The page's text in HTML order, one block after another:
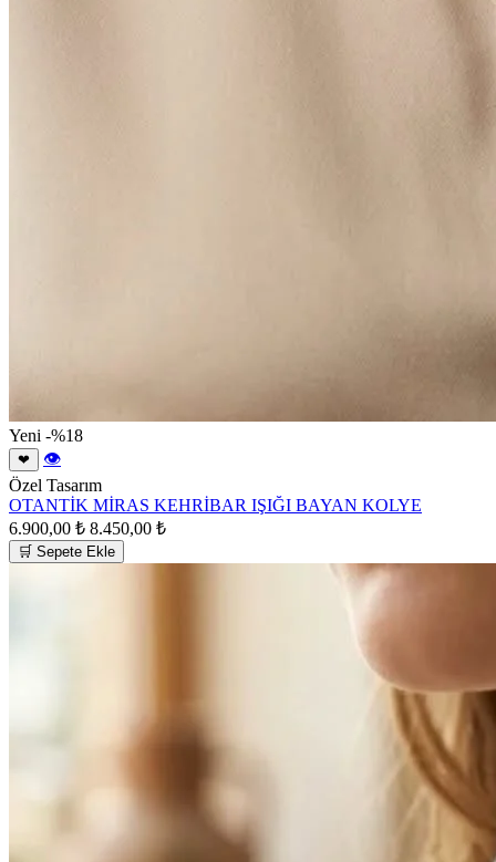
Yeni -%18
❤
👁
Özel Tasarım
OTANTİK MİRAS KEHRİBAR IŞIĞI BAYAN KOLYE
6.900,00 ₺ 8.450,00 ₺
🛒 Sepete Ekle